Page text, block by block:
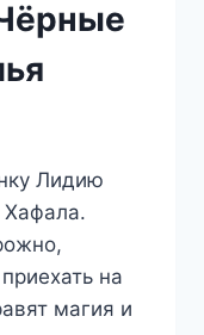
Лидию
Хафала.
на
магия и